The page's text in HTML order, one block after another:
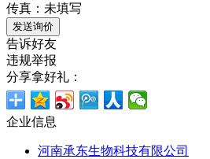
传真：未填写
告诉好友
违规举报
分享拿好礼：
企业信息
河南承东生物科技有限公司